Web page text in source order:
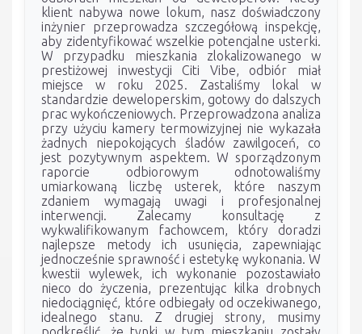
klient nabywa nowe lokum, nasz doświadczony
inżynier przeprowadza szczegółową inspekcję,
aby zidentyfikować wszelkie potencjalne usterki.
W przypadku mieszkania zlokalizowanego w
prestiżowej inwestycji Citi Vibe, odbiór miał
miejsce w roku 2025. Zastaliśmy lokal w
standardzie deweloperskim, gotowy do dalszych
prac wykończeniowych. Przeprowadzona analiza
przy użyciu kamery termowizyjnej nie wykazała
żadnych niepokojących śladów zawilgoceń, co
jest pozytywnym aspektem. W sporządzonym
raporcie odbiorowym odnotowaliśmy
umiarkowaną liczbę usterek, które naszym
zdaniem wymagają uwagi i profesjonalnej
interwencji. Zalecamy konsultację z
wykwalifikowanym fachowcem, który doradzi
najlepsze metody ich usunięcia, zapewniając
jednocześnie sprawność i estetykę wykonania. W
kwestii wylewek, ich wykonanie pozostawiało
nieco do życzenia, prezentując kilka drobnych
niedociągnięć, które odbiegały od oczekiwanego,
idealnego stanu. Z drugiej strony, musimy